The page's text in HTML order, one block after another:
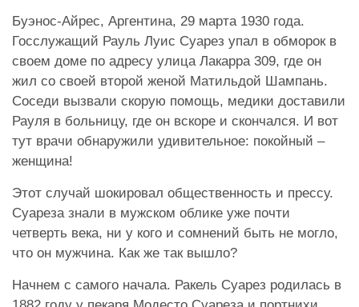
Буэнос-Айрес, Аргентина, 29 марта 1930 года.
Госслужащий Рауль Луис Суарез упал в обморок в
своем доме по адресу улица Лакарра 309, где он
жил со своей второй женой Матильдой Шампань.
Соседи вызвали скорую помощь, медики доставили
Рауля в больницу, где он вскоре и скончался. И вот
тут врачи обнаружили удивительное: покойный –
женщина!
Этот случай шокировал общественность и прессу.
Суареза знали в мужском облике уже почти
четверть века, ни у кого и сомнений быть не могло,
что он мужчина. Как же так вышло?
Начнем с самого начала. Ракель Суарез родилась в